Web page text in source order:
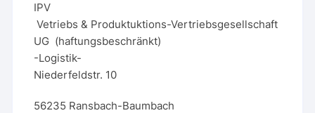
IPV
Vetriebs & Produktuktions-Vertriebsgesellschaft
UG (haftungsbeschränkt)
-Logistik-
Niederfeldstr. 10
56235 Ransbach-Baumbach